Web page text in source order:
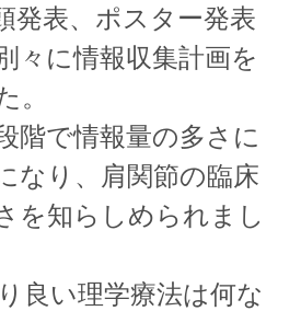
発表、ポスター発表
々に情報収集計画を
。
階で情報量の多さに
なり、肩関節の臨床
を知らしめられまし
良い理学療法は何な